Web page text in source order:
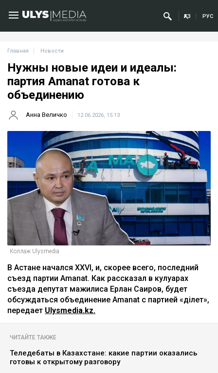
ҚАЗ РУС
Главная Новости
Нужны новые идеи и идеалы:
партия Amanat готова к
объединению
Анна Величко 12.06.2026, 15:13
Коллаж Ulysmedia
В Астане начался XXVI, и, скорее всего, последний
съезд партии Amanat. Как рассказал в кулуарах
съезда депутат мажилиса Ерлан Саиров, будет
обсуждаться объединение Amanat с партией «Әділет»,
передает Ulysmedia.kz.
ЧИТАЙТЕ ТАКЖЕ
Теледебаты в Казахстане: какие партии оказались
готовы к открытому разговору